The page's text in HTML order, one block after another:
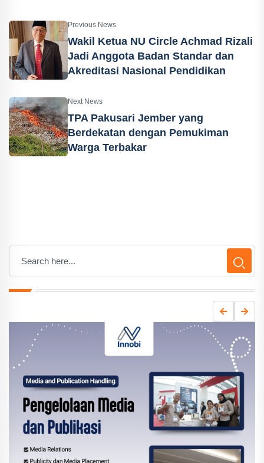
Previous News
Wakil Ketua NU Circle Achmad Rizali
Jadi Anggota Badan Standar dan
Akreditasi Nasional Pendidikan
Next News
TPA Pakusari Jember yang
Berdekatan dengan Pemukiman
Warga Terbakar